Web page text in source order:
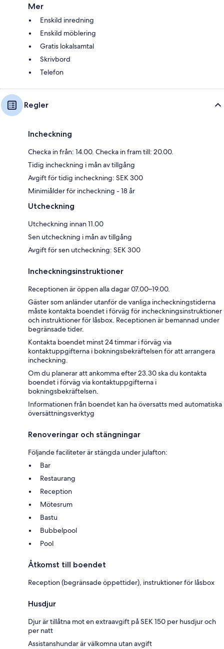
Mer
Enskild inredning
Enskild möblering
Gratis lokalsamtal
Skrivbord
Telefon
Regler
Incheckning
Checka in från: 14.00. Checka in fram till: 20.00.
Tidig incheckning i mån av tillgång
Avgift för tidig incheckning: SEK 300
Minimiålder för incheckning - 18 år
Utcheckning
Utcheckning innan 11.00
Sen utcheckning i mån av tillgång
Avgift för sen utcheckning: SEK 300
Incheckningsinstruktioner
Receptionen är öppen alla dagar 07.00–19.00.
Gäster som anländer utanför de vanliga incheckningstiderna
måste kontakta boendet i förväg för incheckningsinstruktioner
och instruktioner för låsbox. Receptionen är bemannad under
begränsade tider.
Kontakta boendet minst 24 timmar i förväg via
kontaktuppgifterna i bokningsbekräftelsen för att arrangera
incheckning.
Om du planerar att ankomma efter 23.30 ska du kontakta
boendet i förväg via kontaktuppgifterna i
bokningsbekräftelsen.
Informationen från boendet kan ha översatts med automatiska
översättningsverktyg
Renoveringar och stängningar
Följande faciliteter är stängda under julafton:
Bar
Restaurang
Reception
Mötesrum
Bastu
Bubbelpool
Pool
Åtkomst till boendet
Reception (begränsade öppettider), instruktioner för låsbox
Husdjur
Djur är tillåtna mot en extraavgift på SEK 150 per husdjur och
per natt
Assistanshundar är välkomna utan avgift